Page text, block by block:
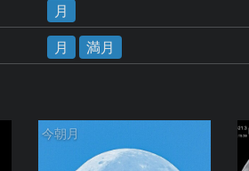
月
月 満月
今朝月